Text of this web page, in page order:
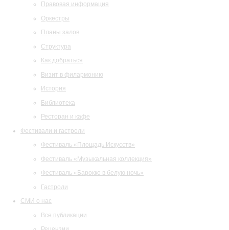
Правовая информация
Оркестры
Планы залов
Структура
Как добраться
Визит в филармонию
История
Библиотека
Ресторан и кафе
Фестивали и гастроли
Фестиваль «Площадь Искусств»
Фестиваль «Музыкальная коллекция»
Фестиваль «Барокко в белую ночь»
Гастроли
СМИ о нас
Все публикации